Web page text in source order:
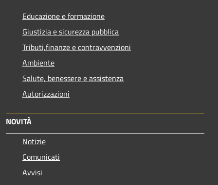
Educazione e formazione
Giustizia e sicurezza pubblica
Tributi,finanze e contravvenzioni
Ambiente
Salute, benessere e assistenza
Autorizzazioni
NOVITÀ
Notizie
Comunicati
Avvisi